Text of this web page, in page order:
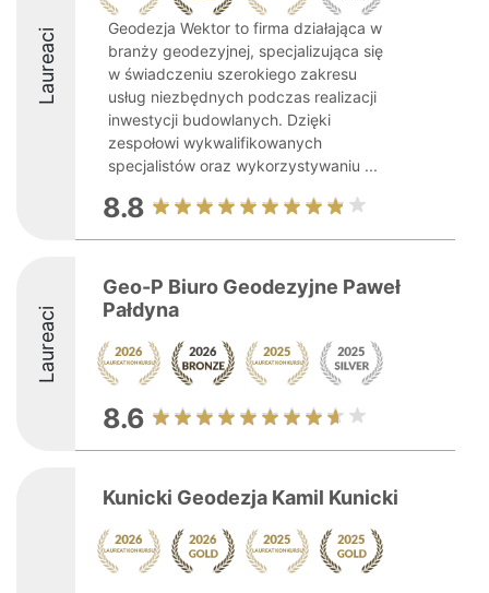
Laureaci
Geodezja Wektor to firma działająca w
branży geodezyjnej, specjalizująca się
w świadczeniu szerokiego zakresu
usług niezbędnych podczas realizacji
inwestycji budowlanych. Dzięki
zespołowi wykwalifikowanych
specjalistów oraz wykorzystywaniu ...
8.8
Laureaci
Geo-P Biuro Geodezyjne Paweł
Pałdyna
8.6
Kunicki Geodezja Kamil Kunicki